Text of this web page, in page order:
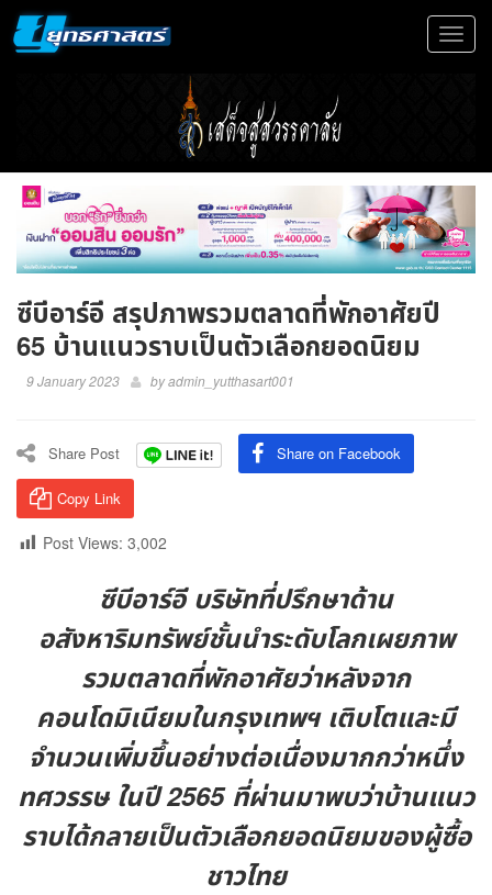
Toggle
ซีบีอาร์อี สรุปภาพรวมตลาดที่พักอาศัยปี
65 บ้านแนวราบเป็นตัวเลือกยอดนิยม
9 January 2023 byadmin_yutthasart001
Share Post Share on Facebook
Copy Link
Post Views: 3,002
ซีบีอาร์อี บริษัทที่ปรึกษาด้าน
อสังหาริมทรัพย์ชั้นนำระดับโลกเผยภาพ
รวมตลาดที่พักอาศัยว่าหลังจาก
คอนโดมิเนียมในกรุงเทพฯ เติบโตและมี
จำนวนเพิ่มขึ้นอย่างต่อเนื่องมากกว่าหนึ่ง
ทศวรรษ ในปี 2565 ที่ผ่านมาพบว่าบ้านแนว
ราบได้กลายเป็นตัวเลือกยอดนิยมของผู้ซื้อ
ชาวไทย